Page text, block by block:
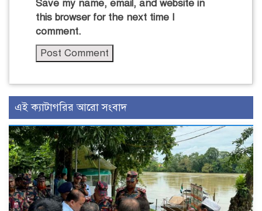
Save my name, email, and website in
this browser for the next time I
comment.
এই ক্যাটাগরির আরো সংবাদ